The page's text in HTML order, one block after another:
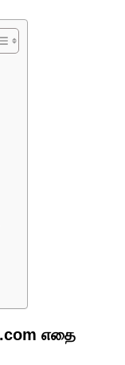
எதை